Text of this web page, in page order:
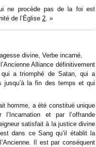
ne procède pas de la foi est
de l’Église 2 . »
divine, Verbe incarné,
Alliance définitivement
a triomphé de Satan, qui a
jusqu’à la fin des temps et qui
homme, a été constitué unique
et par l’offrande
satisfait à la justice divine
dans ce Sang qu’il établit la
Il est par conséquent